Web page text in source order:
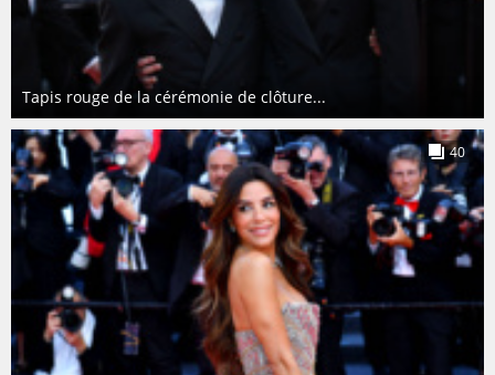
Tapis rouge de la cérémonie de clôture...
40